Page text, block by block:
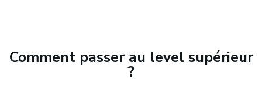
Comment passer au level supérieur
?